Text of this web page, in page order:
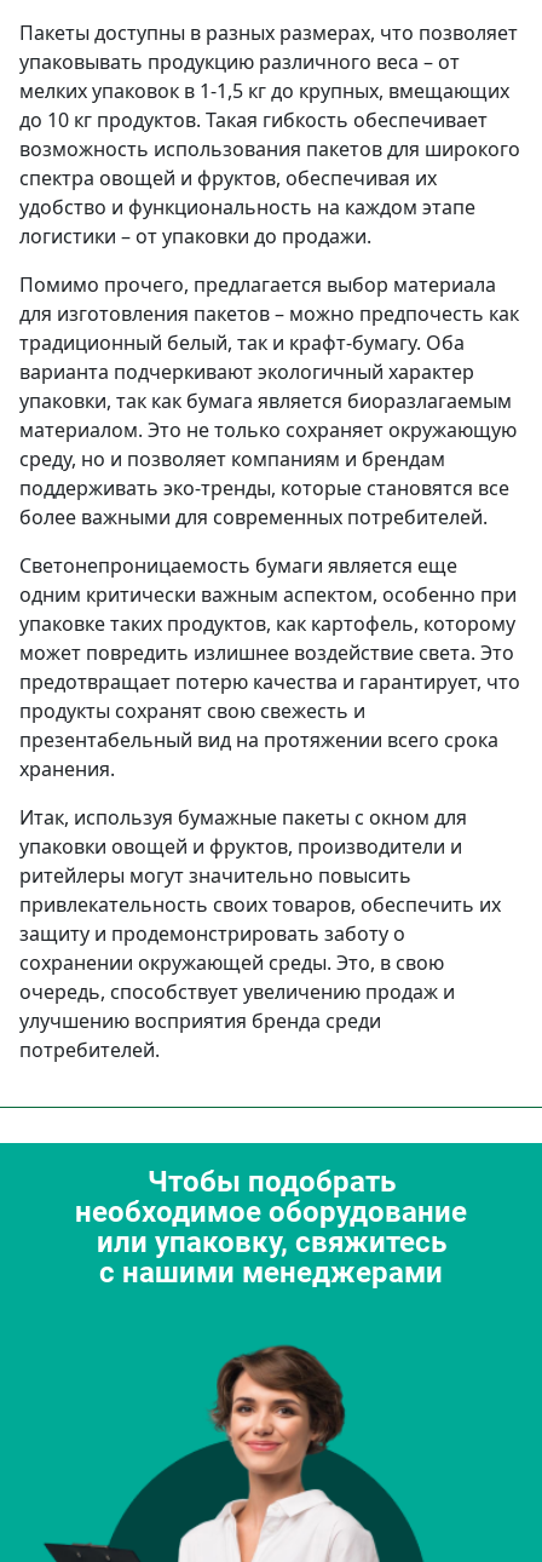
Пакеты доступны в разных размерах, что позволяет
упаковывать продукцию различного веса – от
мелких упаковок в 1-1,5 кг до крупных, вмещающих
до 10 кг продуктов. Такая гибкость обеспечивает
возможность использования пакетов для широкого
спектра овощей и фруктов, обеспечивая их
удобство и функциональность на каждом этапе
логистики – от упаковки до продажи.
Помимо прочего, предлагается выбор материала
для изготовления пакетов– можно предпочесть как
традиционный белый, так и крафт-бумагу. Оба
варианта подчеркивают экологичный характер
упаковки, так как бумага является биоразлагаемым
материалом. Это не только сохраняет окружающую
среду, но и позволяет компаниям и брендам
поддерживать эко-тренды, которые становятся все
более важными для современных потребителей.
Светонепроницаемость бумаги является еще
одним критически важным аспектом, особенно при
упаковке таких продуктов, как картофель, которому
может повредить излишнее воздействие света. Это
предотвращает потерю качества и гарантирует, что
продукты сохранят свою свежесть и
презентабельный вид на протяжении всего срока
хранения.
Итак, используя бумажные пакеты с окном для
упаковки овощей и фруктов, производители и
ритейлеры могут значительно повысить
привлекательность своих товаров, обеспечить их
защиту и продемонстрировать заботу о
сохранении окружающей среды. Это, в свою
очередь, способствует увеличению продаж и
улучшению восприятия бренда среди
потребителей.
Чтобы подобрать
необходимое оборудование
или упаковку, свяжитесь
с нашими менеджерами